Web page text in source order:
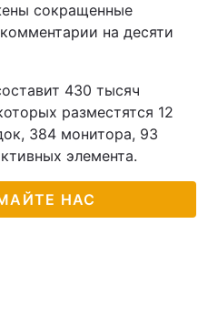
сокращенные
на десяти
430 тысяч
разместятся 12
384 монитора, 93
элемента.
НАС